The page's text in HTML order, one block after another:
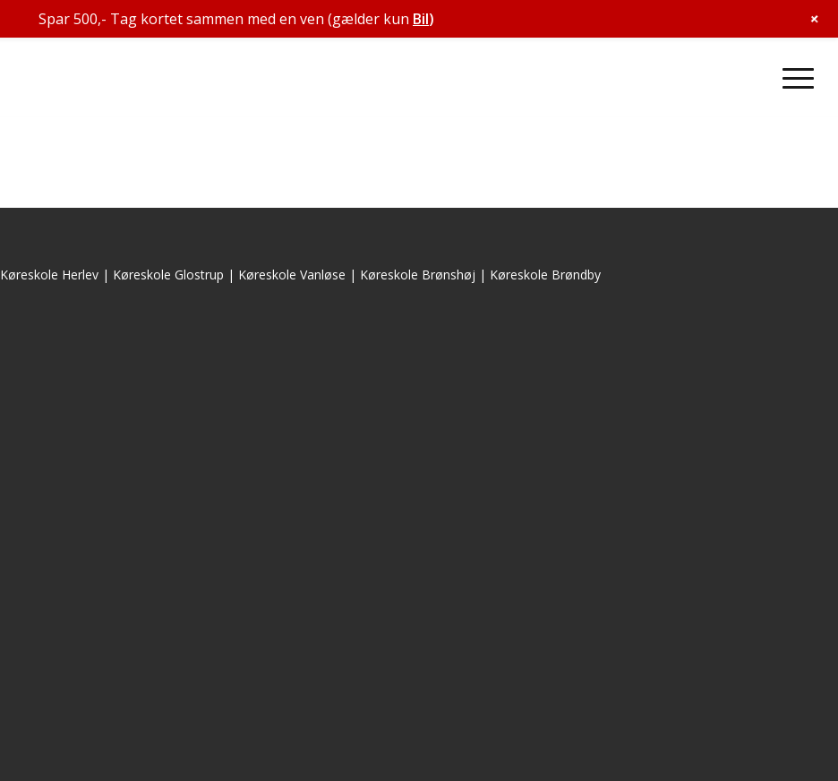
Køreskole Herlev| Køreskole Glostrup | Køreskole Vanløse | Køreskole Brønshøj | Køreskole Brøndby
Spar 500,- Tag kortet sammen med en ven (gælder kun Bil) +